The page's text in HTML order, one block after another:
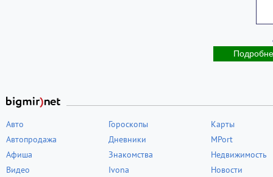
Авто
Автопродажа
Афиша
Видео
Гороскопы
Дневники
Знакомства
Ivona
Карты
MPort
Недвижимость
Новости